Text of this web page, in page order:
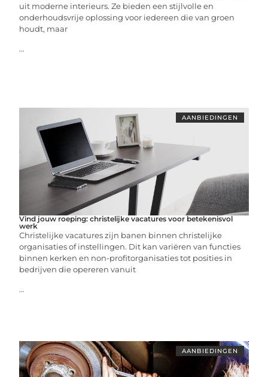
uit moderne interieurs. Ze bieden een stijlvolle en
onderhoudsvrije oplossing voor iedereen die van groen
houdt, maar
...
AANBIEDINGEN
Vind jouw roeping: christelijke vacatures voor betekenisvol
werk
Christelijke vacatures zijn banen binnen christelijke
organisaties of instellingen. Dit kan variëren van functies
binnen kerken en non-profitorganisaties tot posities in
bedrijven die opereren vanuit
...
AANBIEDINGEN